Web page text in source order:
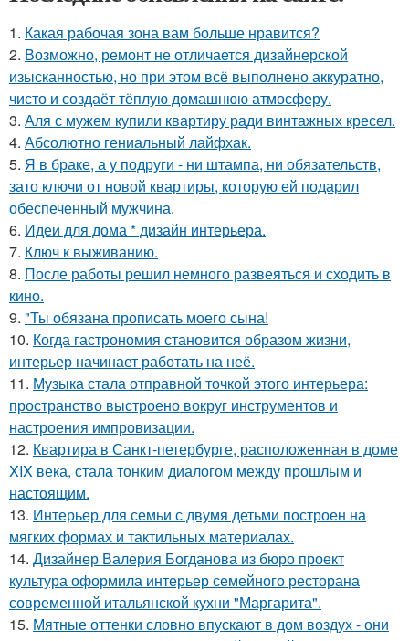
1. Какая рабочая зона вам больше нравится?
2. Возможно, ремонт не отличается дизайнерской
изысканностью, но при этом всё выполнено аккуратно,
чисто и создаёт тёплую домашнюю атмосферу.
3. Аля с мужем купили квартиру ради винтажных кресел.
4. Абсолютно гениальный лайфхак.
5. Я в браке, а у подруги - ни штампа, ни обязательств,
зато ключи от новой квартиры, которую ей подарил
обеспеченный мужчина.
6. Идеи для дома * дизайн интерьера.
7. Ключ к выживанию.
8. После работы решил немного развеяться и сходить в
кино.
9. "Ты обязана прописать моего сына!
10. Когда гастрономия становится образом жизни,
интерьер начинает работать на неё.
11. Музыка стала отправной точкой этого интерьера:
пространство выстроено вокруг инструментов и
настроения импровизации.
12. Квартира в Санкт-петербурге, расположенная в доме
XIX века, стала тонким диалогом между прошлым и
настоящим.
13. Интерьер для семьи с двумя детьми построен на
мягких формах и тактильных материалах.
14. Дизайнер Валерия Богданова из бюро проект
культура оформила интерьер семейного ресторана
современной итальянской кухни "Маргарита".
15. Мятные оттенки словно впускают в дом воздух - они